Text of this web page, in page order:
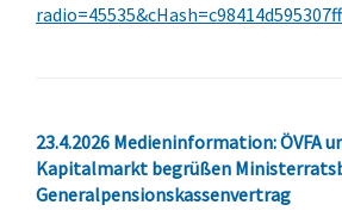
23.4.2026 Medieninformation:ÖVFA
Kapitalmarkt begrüßen
Generalpensionskassenvertrag